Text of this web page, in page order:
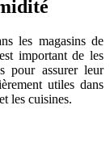
les magasins de
important de les
pour assurer leur
utiles dans
les cuisines.